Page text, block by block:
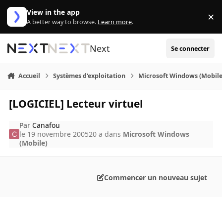
Aller au contenu
View in the app
A better way to browse. Learn more. ×
Next Se connecter
Accueil Systèmes d'exploitation Microsoft Windows
[LOGICIEL] Lecteur virtuel
ParCanafou
le 19 novembre 200520 a dans Microsoft Windows
(Mobile)
Commencer un nouveau sujet